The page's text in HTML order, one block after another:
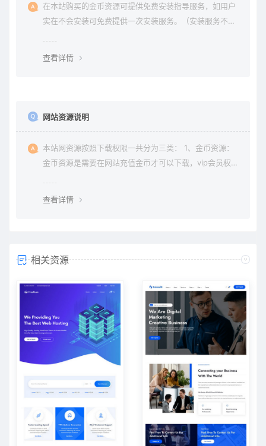
在本站购买的金币资源可提供免费安装指导服务，如用户
实在不会安装可免费提供一次安装服务。（安装服务不包
查看详情
网站资源说明
本站网资源按照下载权限一共分为三类： 1、金币资源：
金币资源是需要在网站充值金币才可以下载，vip会员权限
查看详情
相关资源